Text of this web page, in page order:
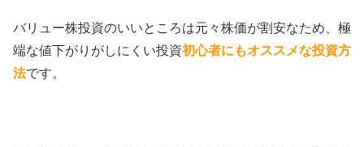
バリュー株投資のいいところは元々株価が割安なため、極
端な値下がりがしにくい投資初心者にもオススメな投資方
法です。